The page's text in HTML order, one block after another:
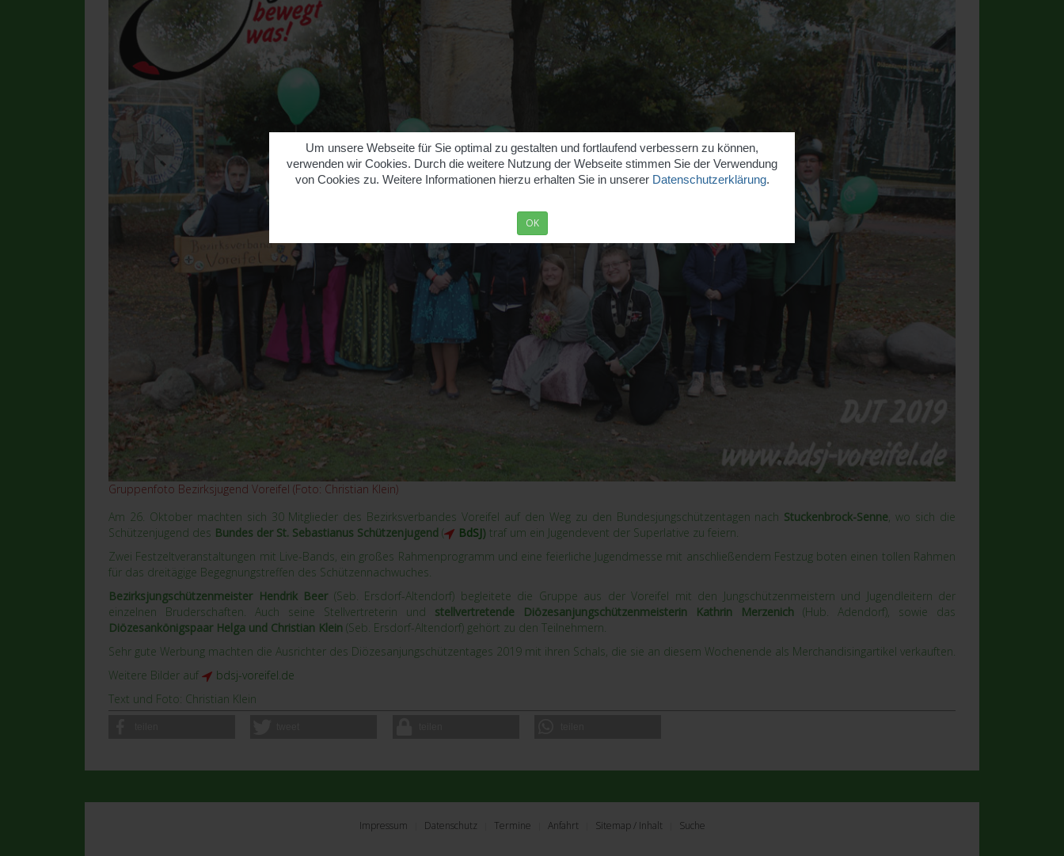
Um unsere Webseite für Sie optimal zu gestalten und fortlaufend verbessern zu können,
verwenden wir Cookies. Durch die weitere Nutzung der Webseite stimmen Sie der Verwendung
von Cookies zu. Weitere Informationen hierzu erhalten Sie in unserer Datenschutzerklärung.
OK
Gruppenfoto Bezirksjugend Voreifel (Foto: Christian Klein)
Am 26. Oktober machten sich 30 Mitglieder des Bezirksverbandes Voreifel auf den Weg zu den Bundesjungschützentagen nach Stuckenbrock-Senne, wo sich die
Schützenjugend des Bundes der St. Sebastianus Schützenjugend ( BdSJ) traf um ein Jugendevent der Superlative zu feiern.
Zwei Festzeltveranstaltungen mit Live-Bands, ein großes Rahmenprogramm und eine feierliche Jugendmesse mit anschließendem Festzug boten einen tollen Rahmen
für das dreitägige Begegnungstreffen des Schützennachwuches.
Bezirksjungschützenmeister Hendrik Beer(Seb. Ersdorf-Altendorf) begleitete die Gruppe aus der Voreifel mit den Jungschützenmeistern und Jugendleitern der
einzelnen Bruderschaften. Auch seine Stellvertreterin und stellvertretende Diözesanjungschützenmeisterin Kathrin Merzenich (Hub. Adendorf), sowie das
Diözesankönigspaar Helga und Christian Klein (Seb. Ersdorf-Altendorf) gehört zu den Teilnehmern.
Sehr gute Werbung machten die Ausrichter des Diözesanjungschützentages 2019 mit ihren Schals, die sie an diesem Wochenende als Merchandisingartikel verkauften.
Weitere Bilder auf
bdsj-voreifel.de
Text und Foto: Christian Klein
Impressum Datenschutz Termine Anfahrt Sitemap / Inhalt Suche